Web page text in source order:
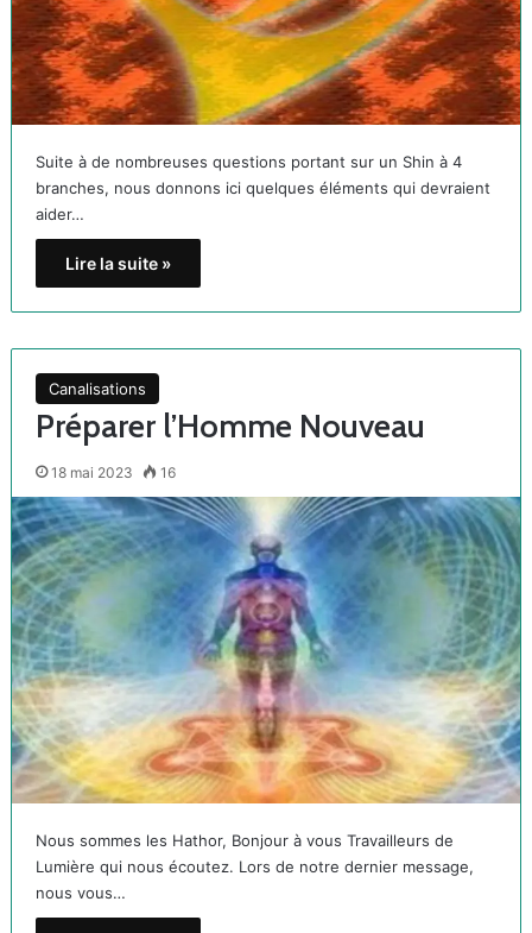
Suite à de nombreuses questions portant sur un Shin à 4
branches, nous donnons ici quelques éléments qui devraient
aider…
Lire la suite »
Canalisations
Préparer l’Homme Nouveau
18 mai 2023 16
Nous sommes les Hathor, Bonjour à vous Travailleurs de
Lumière qui nous écoutez. Lors de notre dernier message,
nous vous…